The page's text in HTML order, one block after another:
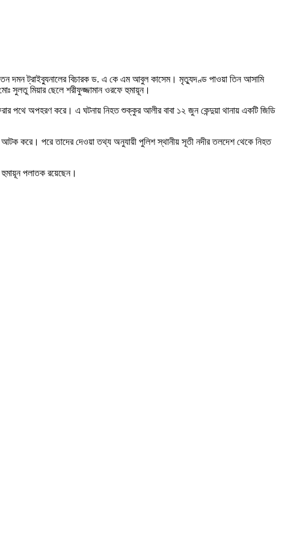
দমন ট্রাইব্যুনালের বিচারক ড. এ কে এম আবুল কাসেম। মৃত্যুদণ্ড পাওয়া তিন আসামি
সুলতু মিয়ার ছেলে শরীফুজ্জামান ওরফে হুমায়ূন।
পথে অপহরণ করে। এ ঘটনায় নিহত শুক্কুর আলীর বাবা ১২ জুন কেন্দুয়া থানায় একটি জিডি
আটক করে। পরে তাদের দেওয়া তথ্য অনুযায়ী পুলিশ স্থানীয় সূতী নদীর তলদেশ থেকে নিহত
পলাতক রয়েছেন।